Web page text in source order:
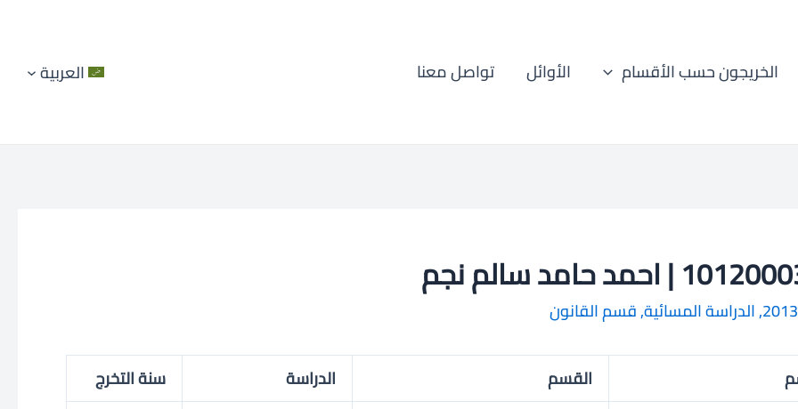
الخريجون حسب الأقسام الأوائل تواصل معنا العربية
| احمد حامد سالم نجم
,الدراسة المسائية,قسم القانون
القسم الدراسة
سنة التخرج